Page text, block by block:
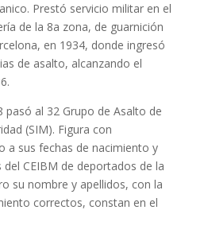
Prestó servicio militar en el
de la 8a zona, de guarnición
en 1934, donde ingresó
de asalto, alcanzando el
pasó al 32 Grupo de Asalto de
(SIM). Figura con
a sus fechas de nacimiento y
CEIBM de deportados de la
su nombre y apellidos, con la
correctos, constan en el